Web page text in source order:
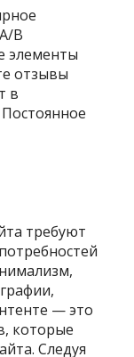
B
элементы
отзывы
в
требуют
— это
которые
Следуя